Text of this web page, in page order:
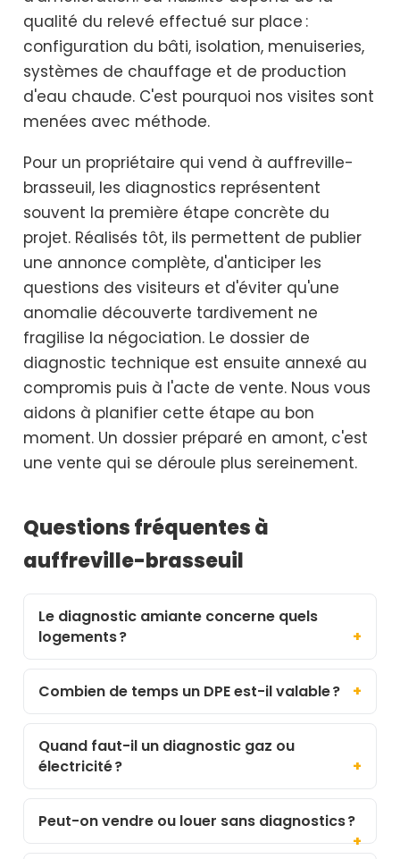
qualité du relevé effectué sur place :
configuration du bâti, isolation, menuiseries,
systèmes de chauffage et de production
d'eau chaude. C'est pourquoi nos visites sont
menées avec méthode.
Pour un propriétaire qui vend à auffreville-
brasseuil, les diagnostics représentent
souvent la première étape concrète du
projet. Réalisés tôt, ils permettent de publier
une annonce complète, d'anticiper les
questions des visiteurs et d'éviter qu'une
anomalie découverte tardivement ne
fragilise la négociation. Le dossier de
diagnostic technique est ensuite annexé au
compromis puis à l'acte de vente. Nous vous
aidons à planifier cette étape au bon
moment. Un dossier préparé en amont, c'est
une vente qui se déroule plus sereinement.
Questions fréquentes à
auffreville-brasseuil
Le diagnostic amiante concerne quels
logements ?
Combien de temps un DPE est-il valable ?
Quand faut-il un diagnostic gaz ou
électricité ?
Peut-on vendre ou louer sans diagnostics ?